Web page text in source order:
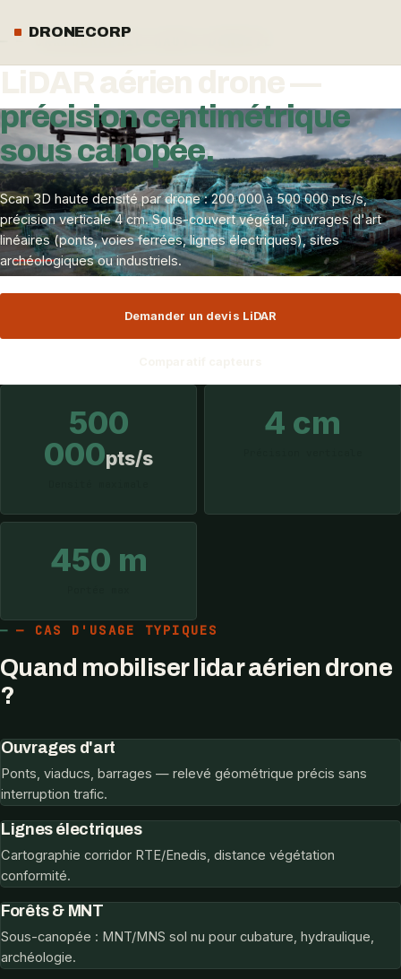
DRONECORP
— CARTOGRAPHIE HAUTE DENSITÉ
précision centimétrique
sous canopée.
Scan 3D haute densité par drone : 200 000 à 500 000 pts/s,
précision verticale 4 cm. Sous-couvert végétal, ouvrages d'art
linéaires (ponts, voies ferrées, lignes électriques), sites
archéologiques ou industriels.
Demander un devis LiDAR
500
000pts/s
4 cm
450 m
— CAS D'USAGE TYPIQUES
Quand mobiliser lidar aérien drone
?
Ouvrages d'art
Ponts, viaducs, barrages — relevé géométrique précis sans
interruption trafic.
Lignes électriques
Cartographie corridor RTE/Enedis, distance végétation
conformité.
Forêts & MNT
Sous-canopée : MNT/MNS sol nu pour cubature, hydraulique,
archéologie.